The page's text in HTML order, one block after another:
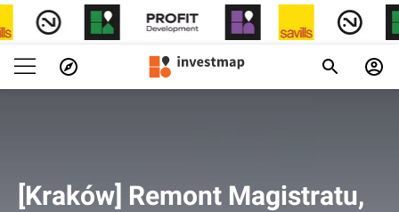
[Kraków] Remont Magistratu,